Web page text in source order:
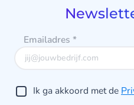
Emailadres *
Ik ga akkoord met de